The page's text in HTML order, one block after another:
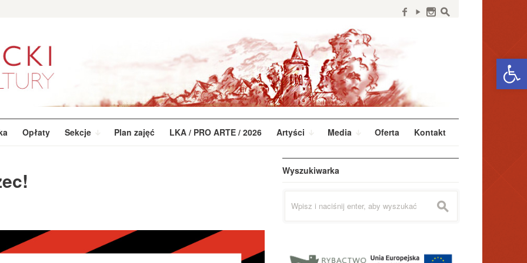
f y n s
Opłaty Sekcje Plan zajęć LKA / PRO ARTE / 2026 Artyści Media Oferta Kontakt
Wyszukiwarka
s